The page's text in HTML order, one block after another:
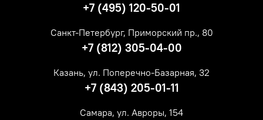
+7 (495) 120-50-01
Санкт-Петербург, Приморский пр., 80
+7 (812) 305-04-00
Казань, ул. Поперечно-Базарная, 32
+7 (843) 205-01-11
Самара, ул. Авроры, 154